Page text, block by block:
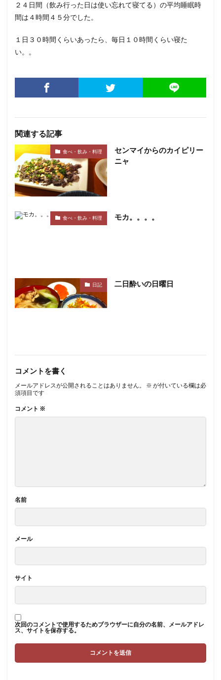
２４日間（飲み行った日は使い忘れて寝てる）の平均睡眠時
間は４時間４５分でした。
１日３０時間くらいあったら、毎日１０時間くらい寝た
い。。
関連する記事
食べ・飲み・料理
センマイからのカイピリー
ニャ
食べ・飲み・料理 モカ。。。。
日記 二日酔いの日曜日
コメントを書く
メールアドレスが公開されることはありません。 ※ が付いている欄は必
須項目です
コメント ※
名前
メール
サイト
次回のコメントで使用するためブラウザーに自分の名前、メールアドレ
ス、サイトを保存する。